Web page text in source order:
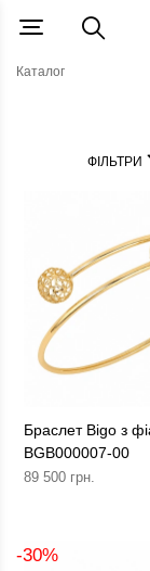
Каталог
ФІЛЬТРИ
Браслет Bigo з
BGB000007-00
89 500 грн.
-30%